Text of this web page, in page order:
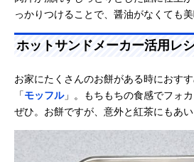
っかりつけることで、醤油がなくても
ホットサンドメーカー活用レ
お家にたくさんのお餅がある時におす
「モッフル」。もちもちの食感でフォ
ぜひ。お餅ですが、意外と紅茶にもあい